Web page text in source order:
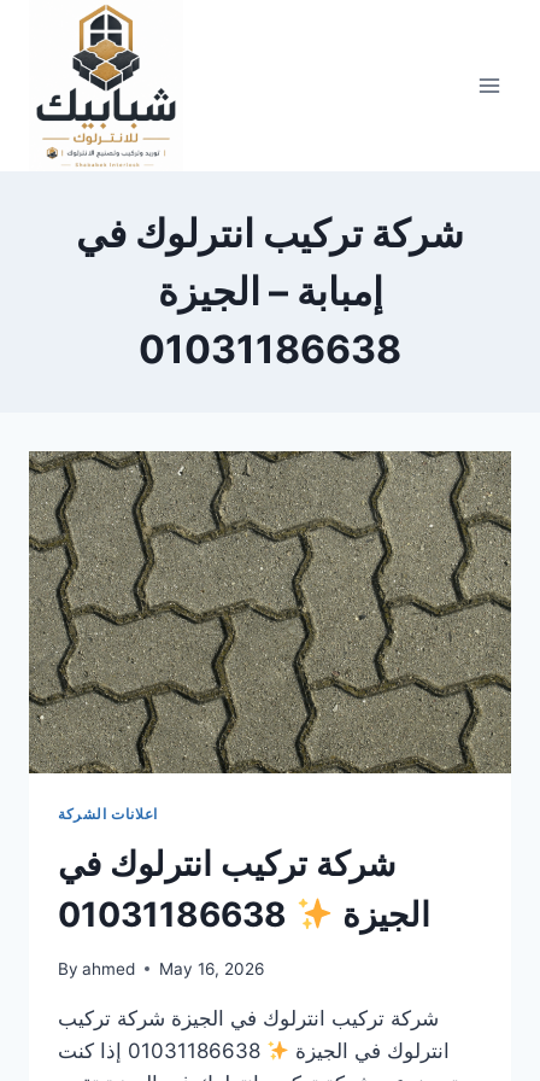
شركة تركيب انترلوك في
إمبابة – الجيزة
01031186638
اعلانات الشركة
شركة تركيب انترلوك في
الجيزة
By ahmed May 16, 2026
شركة تركيب انترلوك في الجيزة شركة تركيب
انترلوك في الجيزة
01031186638 إذا كنت